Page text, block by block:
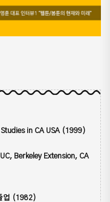
in CA USA (1999)
Berkeley Extension, CA
업 (1982)